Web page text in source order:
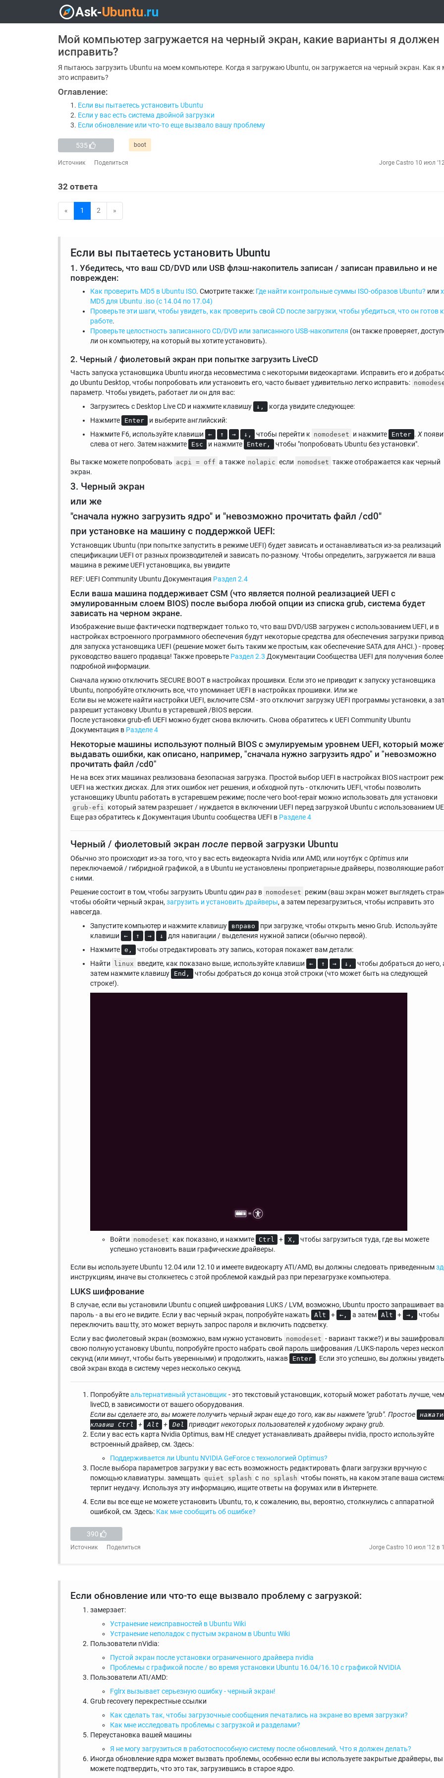
Мой компьютер загружается на черный экран, какие варианты я должен
исправить?
Я пытаюсь загрузить Ubuntu на моем компьютере. Когда я загружаю Ubuntu, он загружается на черный экран. Как я
это исправить?
Оглавление:
Если вы пытаетесь установить Ubuntu
Если у вас есть система двойной загрузки
Если обновление или что-то еще вызвало вашу проблему
535 boot
Источник Поделиться Jorge Castro 10 июл
32 ответа
« 1 2 »
Если вы пытаетесь установить Ubuntu
1. Убедитесь, что ваш CD/DVD или USB флэш-накопитель записан / записан правильно и не
поврежден:
Как проверить MD5 в Ubuntu ISO. Смотрите также: Где найти контрольные суммы ISO-образов Ubuntu? или
MD5 для Ubuntu .iso (с 14.04 по 17.04)
Проверьте эти шаги, чтобы увидеть, как проверить свой CD после загрузки, чтобы убедиться, что он готов к
работе.
Проверьте целостность записанного CD/DVD или записанного USB-накопителя (он также проверяет,
ли он компьютеру, на который вы хотите установить).
2. Черный / фиолетовый экран при попытке загрузить LiveCD
Часть запуска установщика Ubuntu иногда несовместима с некоторыми видеокартами. Исправить его и
до Ubuntu Desktop, чтобы попробовать или установить его, часто бывает удивительно легко исправить:
параметр. Чтобы увидеть, работает ли он для вас:
Загрузитесь с Desktop Live CD и нажмите клавишу
↓,
когда увидите следующее:
Нажмите
Enter
и выберите английский:
Нажмите F6, используйте клавиши
← ↑ → ↓, чтобы перейти к nomodeset и нажмите Enter .Х
слева от него. Затем нажмите
Esc и нажмите Enter, чтобы "попробовать Ubuntu без установки".
Вы также можете попробовать acpi = off а также nolapic если nomodset также отображается как черный
экран.
3. Черный экран
или же
"сначала нужно загрузить ядро" и "невозможно прочитать файл /cd0"
при установке на машину с поддержкой UEFI:
Установщик Ubuntu (при попытке запустить в режиме UEFI) будет зависать и останавливаться из-за реализаций
спецификации UEFI от разных производителей и зависать по-разному. Чтобы определить, загружается ли ваша
машина в режиме UEFI установщика, вы увидите
REF: UEFI Community Ubuntu Документация Раздел 2.4
Если ваша машина поддерживает CSM (что является полной реализацией UEFI с
эмулированным слоем BIOS) после выбора любой опции из списка grub, система будет
зависать на черном экране.
Изображение выше фактически подтверждает только то, что ваш DVD/USB загружен с использованием UEFI, и в
настройках встроенного программного обеспечения будут некоторые средства для обеспечения загрузки
для запуска установщика UEFI (решение может быть таким же простым, как обеспечение SATA для AHCI.) -
руководство вашего продавца! Также проверьте Раздел 2.3 Документации Сообщества UEFI для получения более
подробной информации.
Сначала нужно отключить SECURE BOOT в настройках прошивки. Если это не приводит к запуску установщика
Ubuntu, попробуйте отключить все, что упоминает UEFI в настройках прошивки. Или же
Если вы не можете найти настройки UEFI, включите CSM - это отключит загрузку UEFI программы установки, а
разрешит установку Ubuntu в устаревшей /BIOS версии.
После установки grub-efi UEFI можно будет снова включить. Снова обратитесь к UEFI Community Ubuntu
Документация в Разделе 4
Некоторые машины используют полный BIOS с эмулируемым уровнем UEFI, который
выдавать ошибки, как описано, например, "сначала нужно загрузить ядро" и "невозможно
прочитать файл /cd0"
Не на всех этих машинах реализована безопасная загрузка. Простой выбор UEFI в настройках BIOS настроит
UEFI на жестких дисках. Для этих ошибок нет решения, и обходной путь - отключить UEFI, чтобы позволить
установщику Ubuntu работать в устаревшем режиме; после чего boot-repair можно использовать для установки
grub-efi который затем разрешает / нуждается в включении UEFI перед загрузкой Ubuntu с использованием
Еще раз обратитесь к Документация Ubuntu сообщества UEFI в Разделе 4
Черный / фиолетовый экран после первой загрузки Ubuntu
Обычно это происходит из-за того, что у вас есть видеокарта Nvidia или AMD, или ноутбук сOptimus или
переключаемой / гибридной графикой, а в Ubuntu не установлены проприетарные драйверы, позволяющие
с ними.
Решение состоит в том, чтобы загрузить Ubuntu один раз в nomodeset режим (ваш экран может выглядеть
чтобы обойти черный экран, загрузить и установить драйверы, а затем перезагрузиться, чтобы исправить это
навсегда.
Запустите компьютер и нажмите клавишу
вправо
при загрузке, чтобы открыть меню Grub. Используйте
клавиши
← ↑ → ↓
для навигации / выделения нужной записи (обычно первой).
Нажмите
e,
чтобы отредактировать эту запись, которая покажет вам детали:
Найти
linux введите, как показано выше, используйте клавиши ← ↑ → ↓,
чтобы добраться до него,
затем нажмите клавишу
End,
чтобы добраться до конца этой строки (что может быть на следующей
строке!).
Войти nomodeset как показано, и нажмите Ctrl + X,
чтобы загрузиться туда, где вы можете
успешно установить ваши графические драйверы.
Если вы используете Ubuntu 12.04 или 12.10 и имеете видеокарту ATI/AMD, вы должны следовать приведенным
инструкциям, иначе вы столкнетесь с этой проблемой каждый раз при перезагрузке компьютера.
LUKS шифрование
В случае, если вы установили Ubuntu с опцией шифрования LUKS / LVM, возможно, Ubuntu просто запрашивает
пароль - а вы его не видите. Если у вас черный экран, попробуйте нажать
Alt + ←, а затем Alt + →,
чтобы
переключить ваш tty, это может вернуть запрос пароля и включить подсветку.
Если у вас фиолетовый экран (возможно, вам нужно установить nomodeset - вариант также?) и вы
свою полную установку Ubuntu, попробуйте просто набрать свой пароль шифрования /LUKS-пароль через
секунд (или минут, чтобы быть уверенными) и продолжить, нажав
Enter . Если это успешно, вы должны увидеть
свой экран входа в систему через несколько секунд.
Попробуйтеальтернативный установщик- это текстовый установщик, который может работать лучше, чем
liveCD, в зависимости от вашего оборудования.
Если вы сделаете это, вы можете получить черный экран еще до того, как вы нажмете "grub". Простое
клавиш Ctrl
+ Alt + Del
приводит некоторых пользователей к удобному экрану grub.
Если у вас есть карта Nvidia Optimus, вам НЕ следует устанавливать драйверы nvidia, просто используйте
встроенный драйвер, см. Здесь:
Поддерживается ли Ubuntu NVIDIA GeForce с технологией Optimus?
После выбора параметров загрузки у вас есть возможность редактировать флаги загрузки вручную с
помощью клавиатуры. замещать quiet splash с no splash чтобы понять, на каком этапе ваша
терпит неудачу. Используя эту информацию, ищите ответы на форумах или в Интернете.
Если вы все еще не можете установить Ubuntu, то, к сожалению, вы, вероятно, столкнулись с аппаратной
ошибкой, см. Здесь: Как мне сообщить об ошибке?
390
Источник Поделиться Jorge Castro 10 июл '12 в
Если обновление или что-то еще вызвало проблему с загрузкой:
замерзает:
Устранение неисправностей в Ubuntu Wiki
Устранение неполадок с пустым экраном в Ubuntu Wiki
Пользователи nVidia:
Пустой экран после установки ограниченного драйвера nvidia
Проблемы с графикой после / во время установки Ubuntu 16.04/16.10 с графикой NVIDIA
Пользователи ATI/AMD:
Fglrx вызывает серьезную ошибку - черный экран!
Grub recovery перекрестные ссылки
Как сделать так, чтобы загрузочные сообщения печатались на экране во время загрузки?
Как мне исследовать проблемы с загрузкой и разделами?
Переустановка вашей машины
Я не могу загрузиться в работоспособную систему после обновлений. Что я должен делать?
Иногда обновление ядра может вызвать проблемы, особенно если вы используете закрытые драйверы, вы
можете подтвердить, что это так, загрузившись в старое ядро.